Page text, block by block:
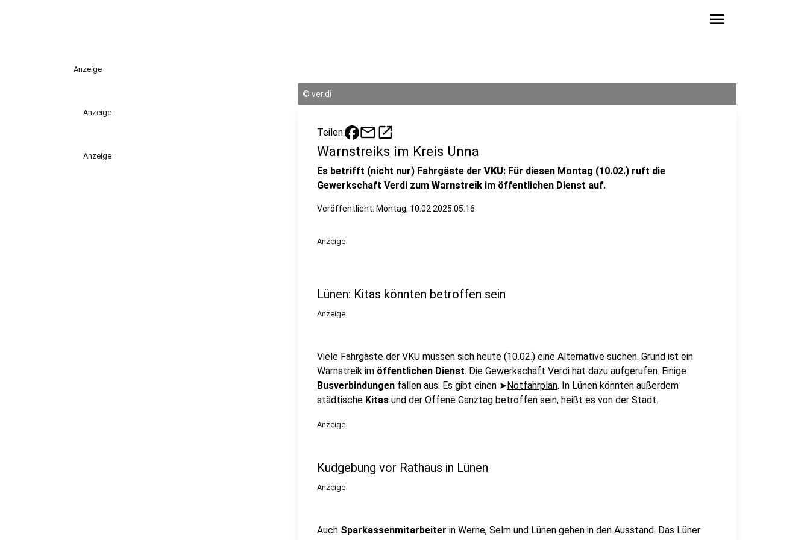
menu
Anzeige
Anzeige
Anzeige
© ver.di
Teilen: mailopen_in_new
Warnstreiks im Kreis Unna
Es betrifft (nicht nur) Fahrgäste der VKU: Für diesen Montag (10.02.) ruft die
Gewerkschaft Verdi zum Warnstreik im öffentlichen Dienst auf.
Veröffentlicht: Montag, 10.02.2025 05:16
Anzeige
Lünen: Kitas könnten betroffen sein
Anzeige
Viele Fahrgäste der VKU müssen sich heute (10.02.) eine Alternative suchen. Grund ist ein
Warnstreik im öffentlichen Dienst. Die Gewerkschaft Verdi hat dazu aufgerufen. Einige
Busverbindungen fallen aus. Es gibt einen ➤Notfahrplan. In Lünen könnten außerdem
städtische Kitas und der Offene Ganztag betroffen sein, heißt es von der Stadt.
Anzeige
Kudgebung vor Rathaus in Lünen
Anzeige
Auch Sparkassenmitarbeiter in Werne, Selm und Lünen gehen in den Ausstand. Das Lüner